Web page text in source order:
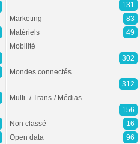
131
Marketing
83
Matériels
49
Mobilité
302
Mondes connectés
312
Multi- / Trans-/ Médias
156
Non classé
16
Open data
96